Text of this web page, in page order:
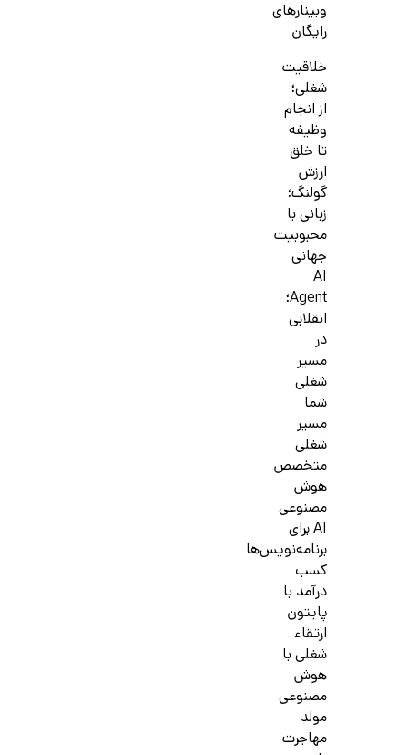
وبینارهای
رایگان
خلاقیت
شغلی؛
از انجام
وظیفه
تا خلق
ارزش
گولنگ؛
زبانی با
محبوبیت
جهانی
AI
Agent؛
انقلابی
در
مسیر
شغلی
شما
مسیر
شغلی
متخصص
هوش
مصنوعی
AI برای
برنامه‌نویس‌ها
کسب
درآمد با
پایتون
ارتقاء
شغلی با
هوش
مصنوعی
مولد
مهاجرت